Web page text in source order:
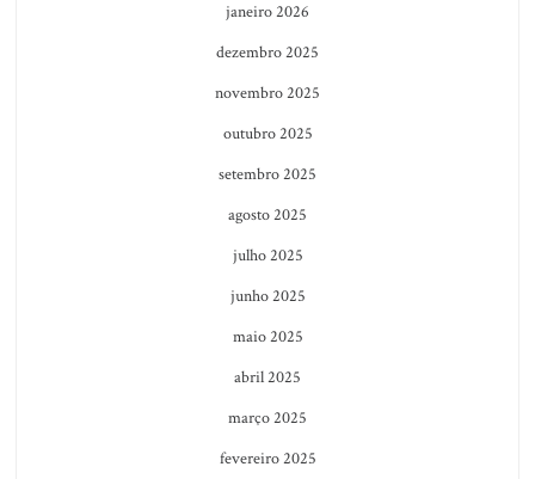
janeiro 2026
dezembro 2025
novembro 2025
outubro 2025
setembro 2025
agosto 2025
julho 2025
junho 2025
maio 2025
abril 2025
março 2025
fevereiro 2025